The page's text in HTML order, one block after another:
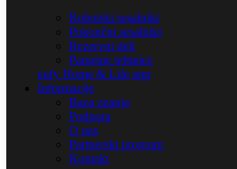
Robotski sesalniki
Pokončni sesalniki
Rezervni deli
Pametne tehtnice
eufy Home & Life app
Informacije
Baza znanja
Podpora
O nas
Partnerski program
Kontakt